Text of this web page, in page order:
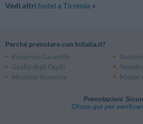
Vedi altri hotel a Tirrenia »
Perché prenotare con InItalia.it?
Risparmio Garantito
Giudizi degli Ospiti
Massima Sicurezza
Mappe
Prenotazioni
Clicca qui per